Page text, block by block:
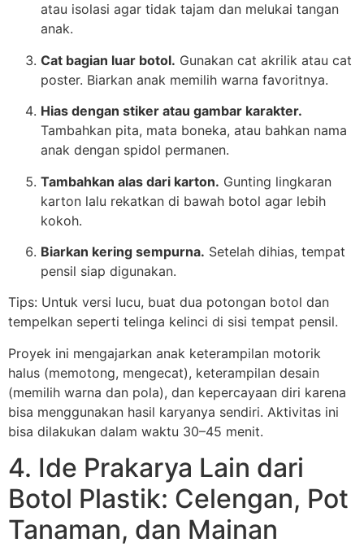
atau isolasi agar tidak tajam dan melukai tangan
anak.
Cat bagian luar botol. Gunakan cat akrilik atau cat
poster. Biarkan anak memilih warna favoritnya.
Hias dengan stiker atau gambar karakter.
Tambahkan pita, mata boneka, atau bahkan nama
anak dengan spidol permanen.
Tambahkan alas dari karton. Gunting lingkaran
karton lalu rekatkan di bawah botol agar lebih
kokoh.
Biarkan kering sempurna. Setelah dihias, tempat
pensil siap digunakan.
Tips: Untuk versi lucu, buat dua potongan botol dan
tempelkan seperti telinga kelinci di sisi tempat pensil.
Proyek ini mengajarkan anak keterampilan motorik
halus (memotong, mengecat), keterampilan desain
(memilih warna dan pola), dan kepercayaan diri karena
bisa menggunakan hasil karyanya sendiri. Aktivitas ini
bisa dilakukan dalam waktu 30–45 menit.
4. Ide Prakarya Lain dari
Botol Plastik: Celengan, Pot
Tanaman, dan Mainan